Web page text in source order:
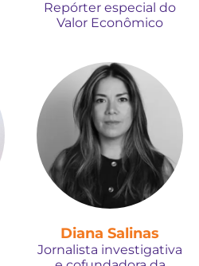
Repórter especial do
Valor Econômico
Diana Salinas
Jornalista investigativa